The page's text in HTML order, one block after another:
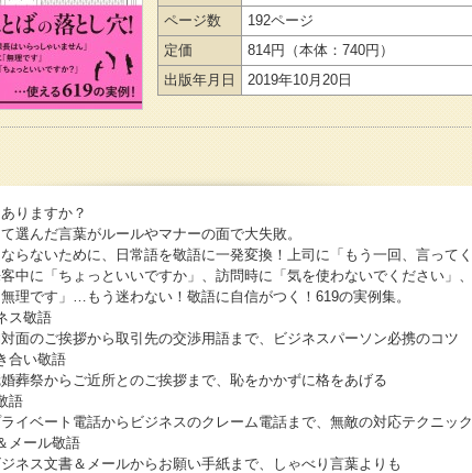
ページ数
192ページ
定価
814円
（本体：740円）
出版年月日
2019年10月20日
りますか？
選んだ言葉がルールやマナーの面で大失敗。
らないために、日常語を敬語に一発変換！上司に「もう一回、言ってく
中に「ちょっといいですか」、訪問時に「気を使わないでください」、
理です」…もう迷わない！敬語に自信がつく！619の実例集。
ス敬語
挨拶から取引先の交渉用語まで、ビジネスパーソン必携のコツ
合い敬語
らご近所とのご挨拶まで、恥をかかずに格をあげる
語
ト電話からビジネスのクレーム電話まで、無敵の対応テクニック
メール敬語
書＆メールからお願い手紙まで、しゃべり言葉よりも